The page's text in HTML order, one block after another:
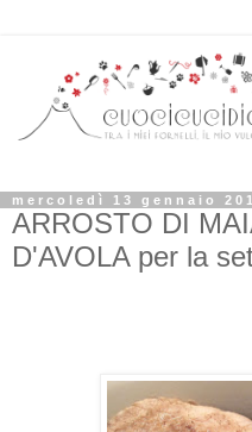
mercoledì 13 gennaio
ARROSTO DI
D'AVOLA per la